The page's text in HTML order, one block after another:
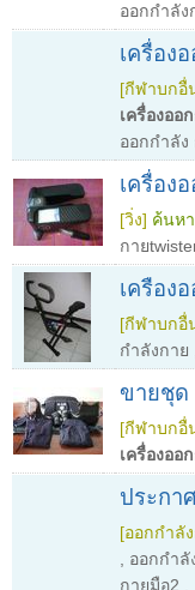
ออกกำลัง
เครื่อง
[กีฬาบกอื่
เครื่องออ
ออกกำลัง
เครื่อง
[วิ่ง] ค้นห
กาย
เครือง
[กีฬาบกอื่
กำลังกาย
ขายชุด
[กีฬาบกอื่
เครื่องออ
ประกา
[ออกกำลั
ออกกำลั
กายมือ2